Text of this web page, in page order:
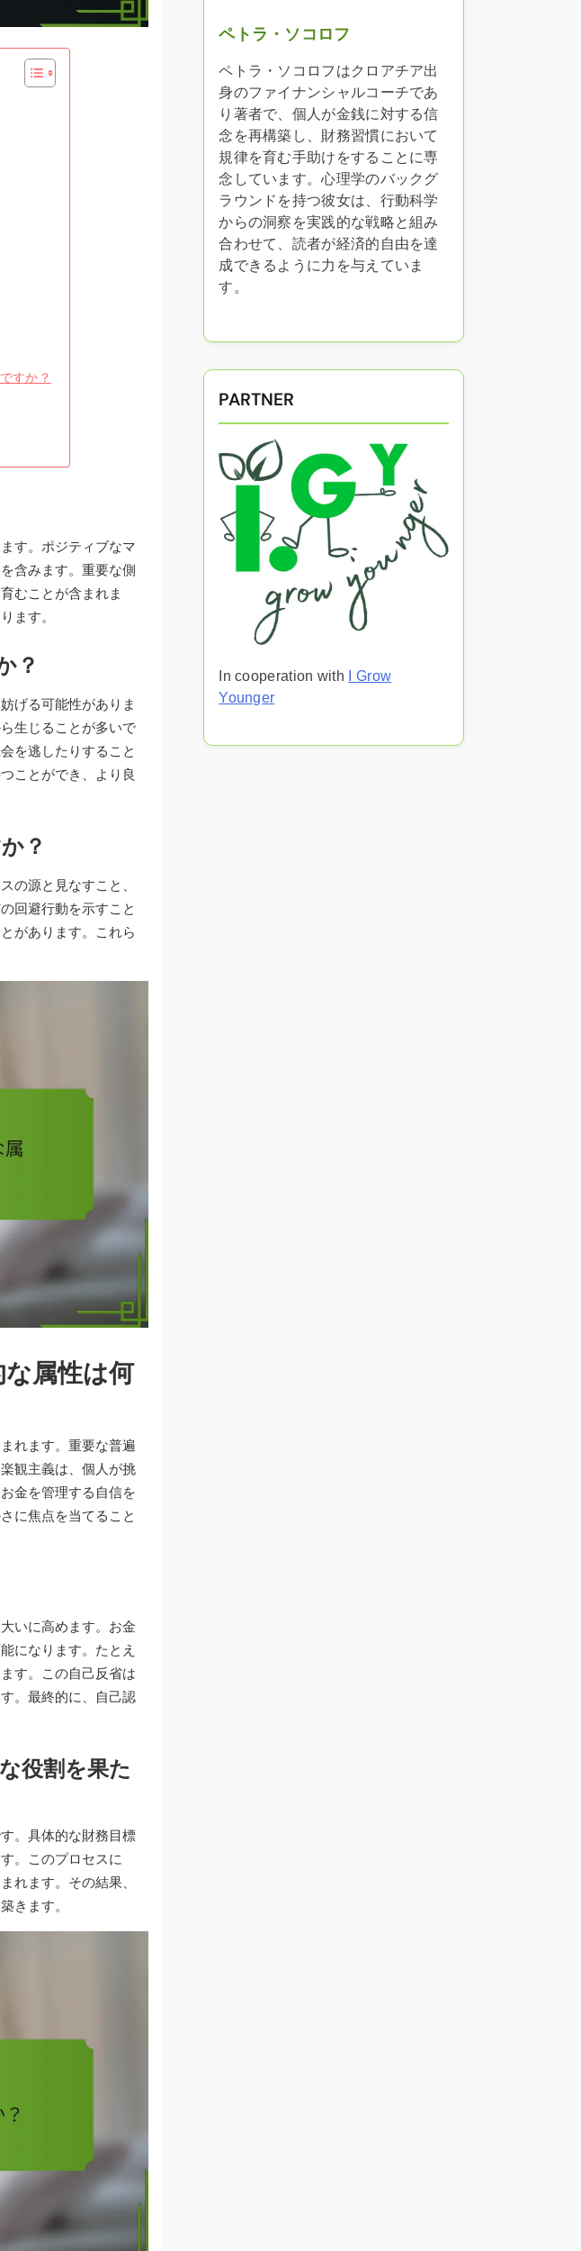
すか？
す。ポジティブなマ
含みます。重要な側
むことが含まれま
ます。
？
げる可能性がありま
生じることが多いで
を逃したりすること
ことができ、より良
？
の源と見なすこと、
回避行動を示すこと
があります。これら
属性は何
れます。重要な普遍
観主義は、個人が挑
金を管理する自信を
に焦点を当てること
いに高めます。お金
になります。たとえ
す。この自己反省は
。最終的に、自己認
役割を果た
。具体的な財務目標
。このプロセスに
れます。その結果、
きます。
ペトラ・ソコロフ
ペトラ・ソコロフはクロアチア出
身のファイナンシャルコーチであ
り著者で、個人が金銭に対する信
念を再構築し、財務習慣において
規律を育む手助けをすることに専
念しています。心理学のバックグ
ラウンドを持つ彼女は、行動科学
からの洞察を実践的な戦略と組み
合わせて、読者が経済的自由を達
成できるように力を与えていま
す。
PARTNER
In cooperation with
I Grow
Younger